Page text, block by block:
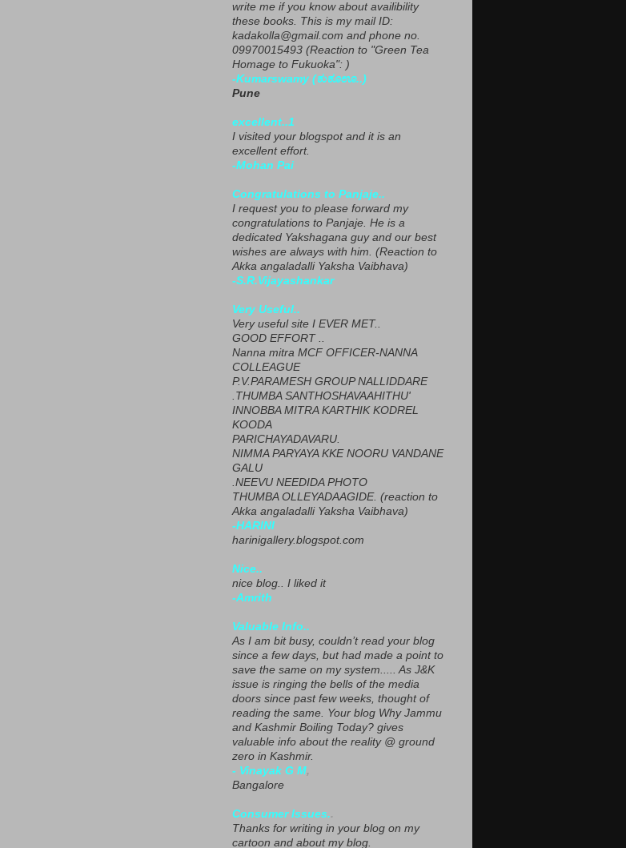
write me if you know about availibility
these books. This is my mail ID:
kadakolla@gmail.com and phone no.
09970015493 (Reaction to "Green Tea
Homage to Fukuoka": )
-Kumarswamy (ಕುಕೂಊ..)
Pune
excellent..1
I visited your blogspot and it is an
excellent effort.
-Mohan Pai
Congratulations to Panjaje..
I request you to please forward my
congratulations to Panjaje. He is a
dedicated Yakshagana guy and our best
wishes are always with him. (Reaction to
Akka angaladalli Yaksha Vaibhava)
-S.R.Vijayashankar
Very Useful..
Very useful site I EVER MET..
GOOD EFFORT ..
Nanna mitra MCF OFFICER-NANNA
COLLEAGUE
P.V.PARAMESH GROUP NALLIDDARE
.THUMBA SANTHOSHAVAAHITHU'
INNOBBA MITRA KARTHIK KODREL
KOODA
PARICHAYADAVARU.
NIMMA PARYAYA KKE NOORU VANDANE
GALU
.NEEVU NEEDIDA PHOTO
THUMBA OLLEYADAAGIDE. (reaction to
Akka angaladalli Yaksha Vaibhava)
-HARINI
harinigallery.blogspot.com
Nice..
nice blog.. I liked it
-Amrith
Valuable Info..
As I am bit busy, couldn’t read your blog
since a few days, but had made a point to
save the same on my system..... As J&K
issue is ringing the bells of the media
doors since past few weeks, thought of
reading the same. Your blog Why Jammu
and Kashmir Boiling Today? gives
valuable info about the reality @ ground
zero in Kashmir.
- Vinayak G M,
Bangalore
Consumer Issues..
Thanks for writing in your blog on my
cartoon and about my blog.